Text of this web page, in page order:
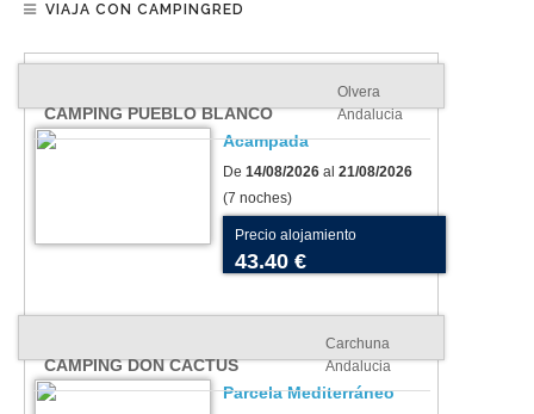
VIAJA CON CAMPINGRED
CAMPING PUEBLO BLANCO
Olvera
Andalucia
Acampada
De 14/08/2026 al 21/08/2026
(7 noches)
Precio alojamiento
43.40 €
CAMPING DON CACTUS
Carchuna
Andalucia
Parcela Mediterráneo